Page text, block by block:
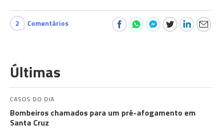
2 Comentários
Últimas
CASOS DO DIA
Bombeiros chamados para um pré-afogamento em
Santa Cruz